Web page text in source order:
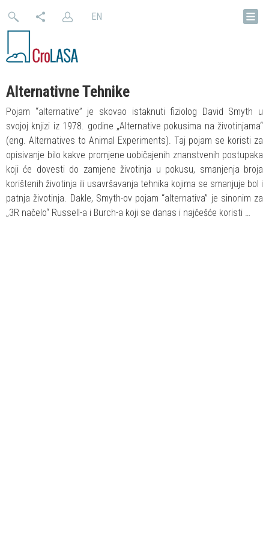
EN
Alternativne Tehnike
Pojam “alternative” je skovao istaknuti fiziolog David Smyth u
svojoj knjizi iz 1978. godine „Alternative pokusima na životinjama“
(eng. Alternatives to Animal Experiments). Taj pojam se koristi za
opisivanje bilo kakve promjene uobičajenih znanstvenih postupaka
koji će dovesti do zamjene životinja u pokusu, smanjenja broja
korištenih životinja ili usavršavanja tehnika kojima se smanjuje bol i
patnja životinja. Dakle, Smyth-ov pojam “alternativa” je sinonim za
„3R načelo“ Russell-a i Burch-a koji se danas i najčešće koristi …